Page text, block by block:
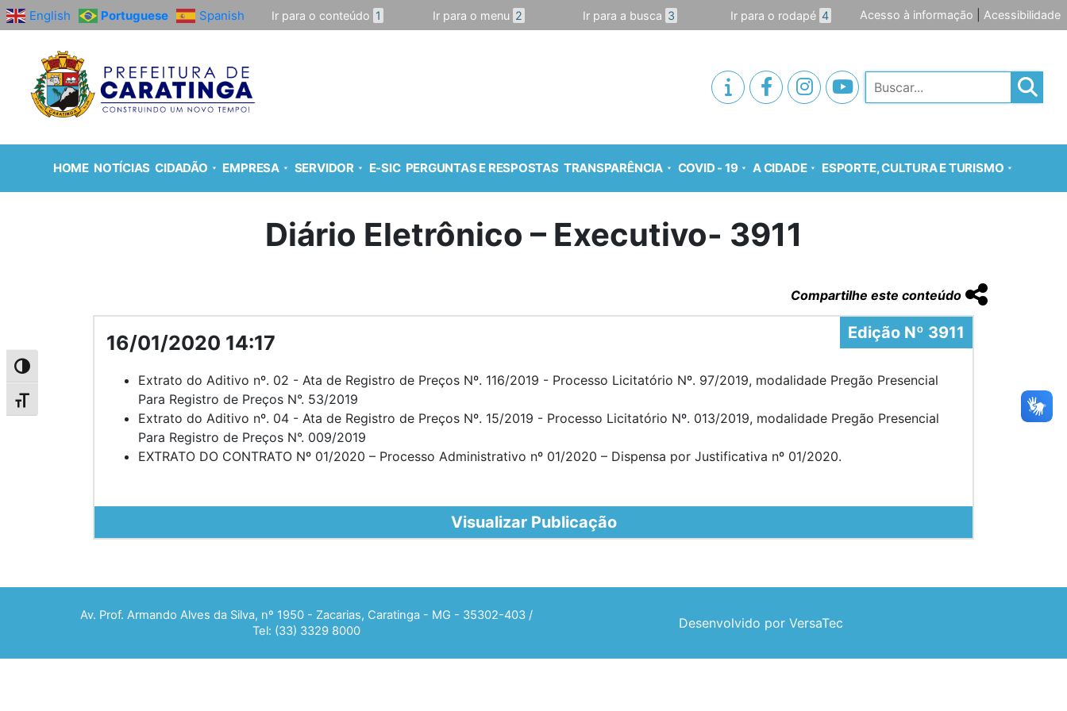
Alternar alto contraste
Alternar tamanho da fonte
English Portuguese Spanish Ir para o conteúdo 1 Ir para o menu 2 Ir para a busca 3 Ir para o rodapé 4 Acesso à informação Acessibilidade
Pesquisar
HOME NOTÍCIAS CIDADÃO EMPRESA SERVIDOR E-SIC PERGUNTAS E RESPOSTAS TRANSPARÊNCIA COVID - 19 A CIDADE ESPORTE, CULTURA E TURISMO
Diário Eletrônico – Executivo- 3911
Compartilhe este conteúdo
Edição Nº 3911
16/01/2020 14:17
Extrato do Aditivo nº. 02 - Ata de Registro de Preços Nº. 116/2019 - Processo Licitatório Nº. 97/2019, modalidade Pregão Presencial
Para Registro de Preços N°. 53/2019
Extrato do Aditivo nº. 04 - Ata de Registro de Preços Nº. 15/2019 - Processo Licitatório Nº. 013/2019, modalidade Pregão Presencial
Para Registro de Preços N°. 009/2019
EXTRATO DO CONTRATO Nº 01/2020 – Processo Administrativo nº 01/2020 – Dispensa por Justificativa nº 01/2020.
Visualizar Publicação
Av. Prof. Armando Alves da Silva, nº 1950 - Zacarias, Caratinga - MG - 35302-403 /
Tel: (33) 3329 8000
Desenvolvido por VersaTec